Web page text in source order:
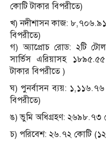
কোটি টাকার বিপরীতে)
খ) নদীশাসন কাজ:
বিপরীতে)
গ) অ্যাপ্রোচ রোড: ২টি টোল
সার্ভিস এরিয়াসহ
টাকার বিপরীতে )
ঘ) পুনর্বাসন ব্যয়:
বিপরীতে)
ঙ) ভুমি অধিগ্রহণ: ২৬৯৮.৭৩
চ) পরিবেশ: ২৬.৭২ কোটি